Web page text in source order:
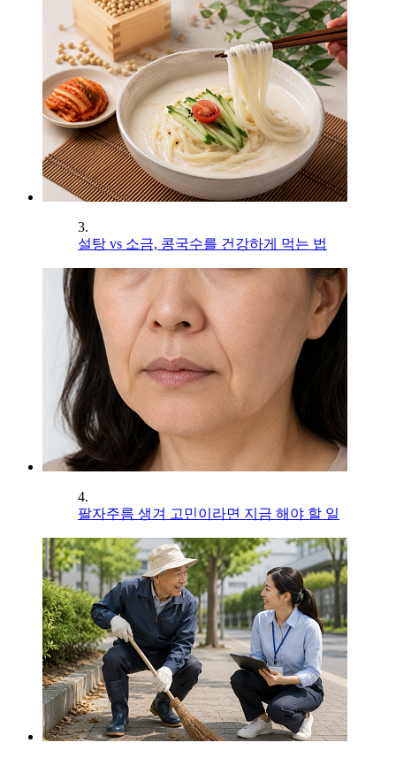
3.
설탕 vs 소금, 콩국수를 건강하게 먹는 법
4.
팔자주름 생겨 고민이라면 지금 해야 할 일